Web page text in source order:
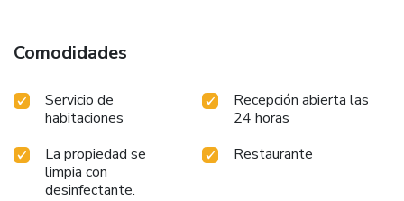
Comodidades
Servicio de
habitaciones
Recepción abierta las
24 horas
La propiedad se
limpia con
desinfectante.
Restaurante